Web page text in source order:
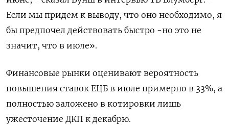
Если мы придем к выводу, что ‌оно необходимо, я
бы предпочел действовать быстро -но это не
значит, что в ‌июле».
Финансовые рынки оценивают вероятность
повышения ставок ЕЦБ в июле примерно в 33%, а
​полностью заложено в котировки лишь
ужесточение ДКП к декабрю.